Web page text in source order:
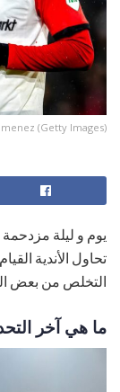
(Getty Images)
يوم و ليلة
تحاول الأندية
التخلص من بعض
ما هي آخر